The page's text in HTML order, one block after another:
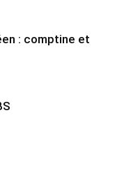
: comptine et